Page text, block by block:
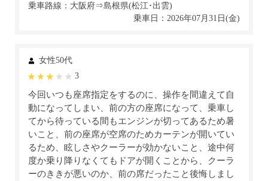
乗車路線：大阪府⇒島根県(松江･出雲)
乗車日：2026年07月31日(金)
女性50代
3
今回いつも座席指定をするのに、操作を間違えて自
動になってしまい、前の方の座席になって、乗車し
てから待っている間もエンジンが切ってあるため暑
いこと、前の座席が空席のためカーテンが開いてい
るため、眩しさやクーラーが効かないこと、途中何
度か乗り降りなくてもドアが開くことから、クーラ
ーのききが悪いのか、前の席だったこと後悔しまし